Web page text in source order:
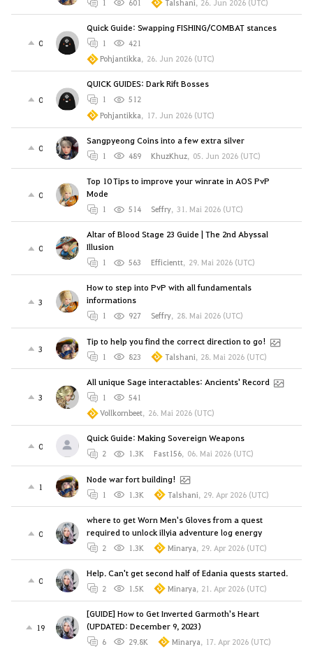
1 601 Talshani, 26. Jun 2026 (UTC)
0
Quick Guide: Swapping FISHING/COMBAT stances
1
421
Pohjantikka, 26. Jun 2026 (UTC)
0
QUICK GUIDES: Dark Rift Bosses
1
512
Pohjantikka, 17. Jun 2026 (UTC)
0
Sangpyeong Coins into a few extra silver
1 489 KhuzKhuz, 05. Jun 2026 (UTC)
0
Top 10 Tips to improve your winrate in AOS PvP
Mode
1 514 Seffry, 31. Mai 2026 (UTC)
0
Altar of Blood Stage 23 Guide | The 2nd Abyssal
Illusion
1 563 Efficientt, 29. Mai 2026 (UTC)
3
How to step into PvP with all fundamentals
informations
1 927 Seffry, 28. Mai 2026 (UTC)
3
Tip to help you find the correct direction to go!
1 823 Talshani, 28. Mai 2026 (UTC)
3
All unique Sage interactables: Ancients' Record
1
541
Vollkornbeet, 26. Mai 2026 (UTC)
0
Quick Guide: Making Sovereign Weapons
2 1.3K Fast156, 06. Mai 2026 (UTC)
1
Node war fort building!
1 1.3K Talshani, 29. Apr 2026 (UTC)
0
where to get Worn Men's Gloves from a quest
required to unlock illyia adventure log energy
2 1.3K Minarya, 29. Apr 2026 (UTC)
0
Help. Can't get second half of Edania quests started.
2 1.5K Minarya, 21. Apr 2026 (UTC)
19
[GUIDE] How to Get Inverted Garmoth's Heart
(UPDATED: December 9, 2023)
6 29.8K Minarya, 17. Apr 2026 (UTC)